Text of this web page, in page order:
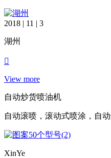
2018 | 11 | 3
湖州
View more
自动炒货喷油机
自动滚喷，滚动式喷涂，自
XinYe